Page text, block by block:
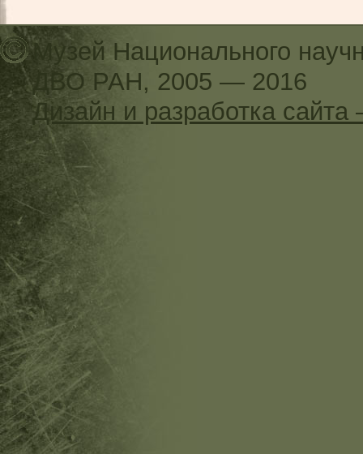
Музей Национального
ДВО РАН, 2005 — 2016
Дизайн и разработка